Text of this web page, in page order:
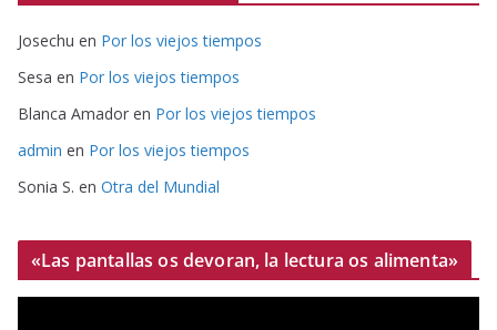
Josechu en Por los viejos tiempos
Sesa en Por los viejos tiempos
Blanca Amador en Por los viejos tiempos
admin en Por los viejos tiempos
Sonia S. en Otra del Mundial
«Las pantallas os devoran, la lectura os alimenta»